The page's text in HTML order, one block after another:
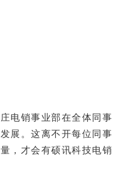
电销事业部在全体同事
展。这离不开每位同事
，才会有硕讯科技电销